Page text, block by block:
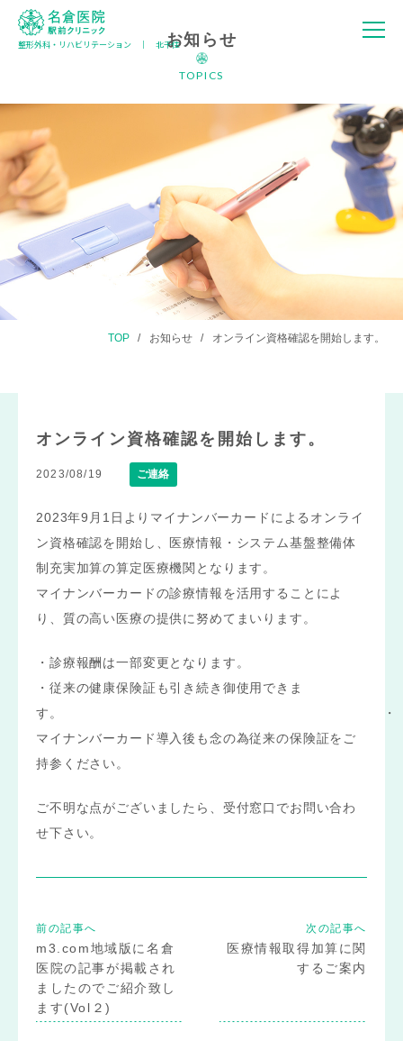
名倉医院 駅
整形外科・リハビリテーション │ 北千住お知らせ
TOPICS
TOP お知らせ オンライン資格確認を開始します。
オンライン資格確認を開始します。
2023/08/19 ご連絡
2023年9月1日よりマイナンバーカードによるオンライ
ン資格確認を開始し、医療情報・システム基盤整備体
制充実加算の算定医療機関となります。
マイナンバーカードの診療情報を活用することによ
り、質の高い医療の提供に努めてまいります。
・診療報酬は一部変更となります。
・従来の健康保険証も引き続き御使用できま
す。 ・
マイナンバーカード導入後も念の為従来の保険証をご
持参ください。
ご不明な点がございましたら、受付窓口でお問い合わ
せ下さい。
前の記事へ
m3.com地域版に名倉
医院の記事が掲載され
ましたのでご紹介致し
ます(Vol２)
次の記事へ
医療情報取得加算に関
するご案内